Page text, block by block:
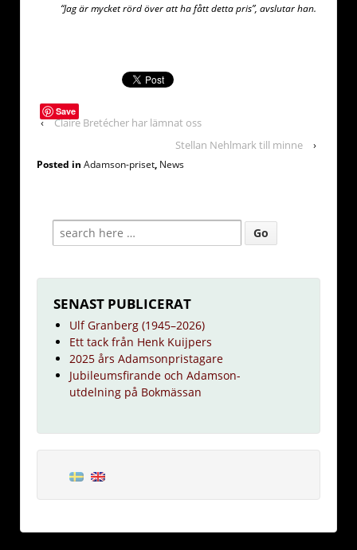
“Jag är mycket rörd över att ha fått detta pris”, avslutar han.
Save
‹ Claire Bretécher har lämnat oss
Stellan Nehlmark till minne
›
Posted in Adamson-priset, News
SENAST PUBLICERAT
Ulf Granberg (1945–2026)
Ett tack från Henk Kuijpers
2025 års Adamsonpristagare
Jubileumsfirande och Adamson-
utdelning på Bokmässan